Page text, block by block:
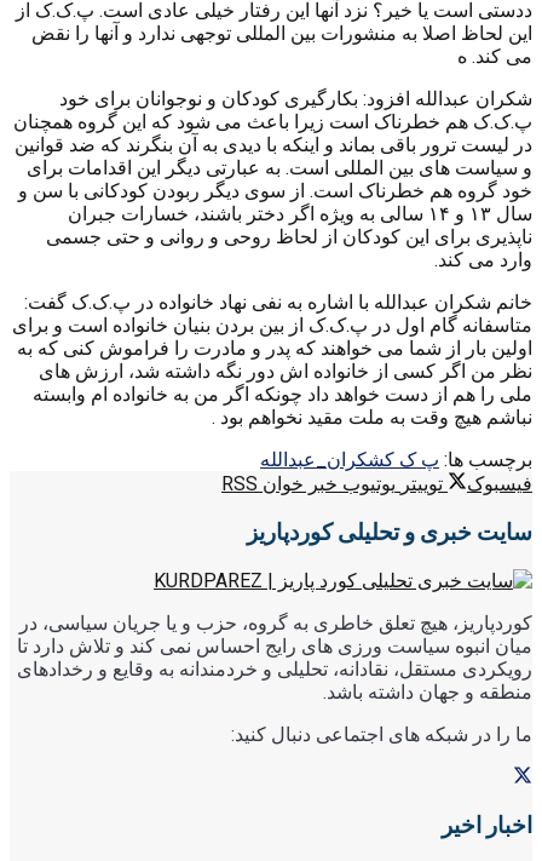
ددستی است یا خیر؟ نزد آنها این رفتار خیلی عادی است. پ.ک.ک از
این لحاظ اصلا به منشورات بین المللی توجهی ندارد و آنها را نقض
می کند. ه
شکران عبدالله افزود: بکارگیری کودکان و نوجوانان برای خود
پ.ک.ک هم خطرناک است زیرا باعث می شود که این گروه همچنان
در لیست ترور باقی بماند و اینکه با دیدی به آن بنگرند که ضد قوانین
و سیاست های بین المللی است. به عبارتی دیگر این اقدامات برای
خود گروه هم خطرناک است. از سوی دیگر ربودن کودکانی با سن و
سال ۱۳ و ۱۴ سالی به ویژه اگر دختر باشند، خسارات جبران
ناپذیری برای این کودکان از لحاظ روحی و روانی و حتی جسمی
وارد می کند.
خانم شکران عبدالله با اشاره به نفی نهاد خانواده در پ.ک.ک گفت:
متاسفانه گام اول در پ.ک.ک از بین بردن بنیان خانواده است و برای
اولین بار از شما می خواهند که پدر و مادرت را فراموش کنی که به
نظر من اگر کسی از خانواده اش دور نگه داشته شد، ارزش های
ملی را هم از دست خواهد داد چونکه اگر من به خانواده ام وابسته
نباشم هیچ وقت به ملت مقید نخواهم بود .
برچسب ها: پ ک کشکران_عبدالله
فیسبوک
توییتر یوتیوب خبر خوان RSS
سایت خبری و تحلیلی کوردپاریز
کوردپاریز، هیچ تعلق خاطری به گروه، حزب و یا جریان سیاسی، در
میان انبوه سیاست ورزی های رایج احساس نمی کند و تلاش دارد تا
رویکردی مستقل، نقادانه، تحلیلی و خردمندانه به وقایع و رخدادهای
منطقه و جهان داشته باشد.
ما را در شبکه های اجتماعی دنبال کنید:
اخبار اخیر